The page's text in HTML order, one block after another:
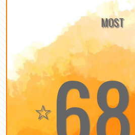
MOST
☆